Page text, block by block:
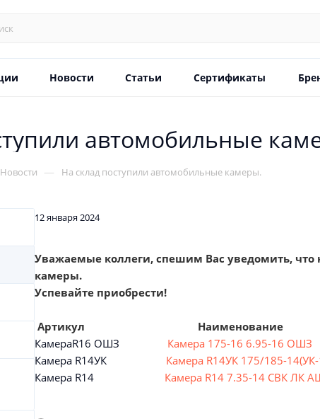
Новости Статьи Сертификаты
автомобильные
Новости — На склад поступили автомобильные камеры.
12 января 2024
Уважаемые коллеги, спешим Вас уведомить,
камеры.
Успевайте приобрести!
Артикул Наименование
КамераR16 ОШЗ Камера 175-16 6.95-16 ОШЗ
Камера R14УК Камера R14УК 175/185-
Камера R14 Камера R14 7.35-14 СВК ЛК